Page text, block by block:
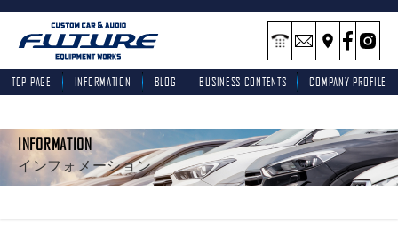
TOP PAGE INFORMATION BLOG BUSINESS CONTENTS COMPANY PROFILE
INFORMATION
インフォメーション